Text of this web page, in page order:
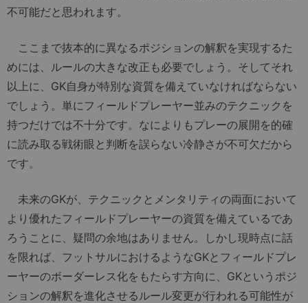
不可能だと思われます。
ここまで抜本的に異なるポジションの解釈を実現するた
めには、ルールの大きな改正も必要でしょう。そしてそれ
以上に、GK自身が特別な資質を備えていなければならない
でしょう。単にフィールドプレーヤー並みのテクニックを
持つだけでは不十分です。なによりもプレーの展開を的確
に読み取る戦術眼と判断を誤らない冷静さが不可欠だから
です。
未来のGKが、テクニックとメンタリティの両面において
より優れたフィールドプレーヤーの資質を備えているであ
ろうことに、疑問の余地はありません。しかし現時点に話
を限れば、フットサルにおけるようなGKとフィールドプレ
ーヤーのボーダーレス化をもたらす方向に、GKというポジ
ションの解釈を進化させるルール変更が行われる可能性が